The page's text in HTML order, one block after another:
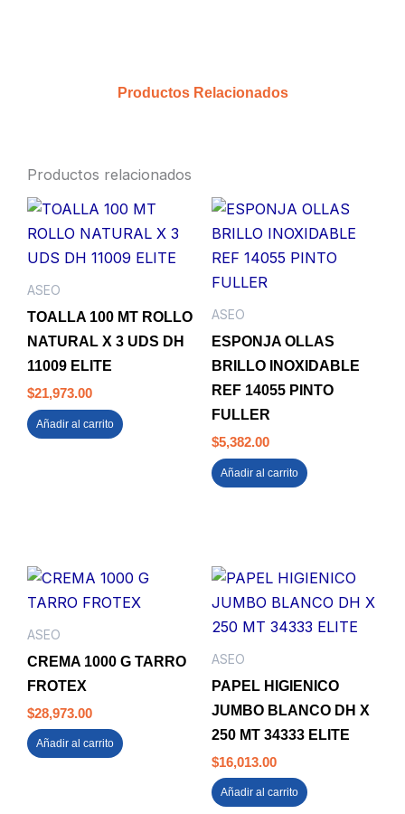
Productos Relacionados
Productos relacionados
ASEO
TOALLA 100 MT ROLLO
NATURAL X 3 UDS DH
11009 ELITE
$21,973.00
Añadir al carrito
ASEO
ESPONJA OLLAS
BRILLO INOXIDABLE
REF 14055 PINTO
FULLER
$5,382.00
Añadir al carrito
ASEO
CREMA 1000 G TARRO
FROTEX
$28,973.00
Añadir al carrito
ASEO
PAPEL HIGIENICO
JUMBO BLANCO DH X
250 MT 34333 ELITE
$16,013.00
Añadir al carrito